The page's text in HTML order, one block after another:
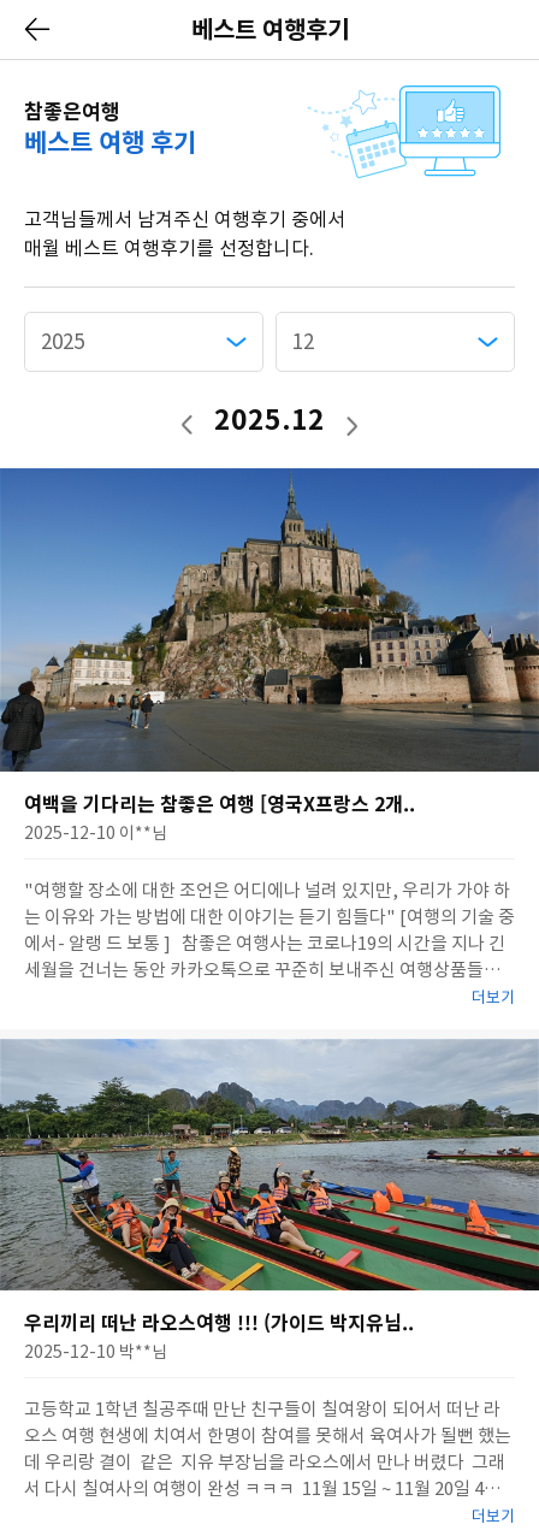
베스트 여행후기
참좋은여행
베스트 여행 후기
고객님들께서 남겨주신 여행후기 중에서
매월 베스트 여행후기를 선정합니다.
2025.12
여백을 기다리는 참좋은 여행 [영국X프랑스 2개..
2025-12-10 이**님
"여행할 장소에 대한 조언은 어디에나 널려 있지만, 우리가 가야 하
는 이유와 가는 방법에 대한 이야기는 듣기 힘들다" [여행의 기술 중
에서- 알랭 드 보통 ] 참좋은 여행사는 코로나19의 시간을 지나 긴
세월을 건너는 동안 카카오톡으로 꾸준히 보내주신 여행상품들이
턱까지 갔던 제게 터닝포인트의 기회를 갖게 되었습니다. 그..
더보기
우리끼리 떠난 라오스여행 !!! (가이드 박지유님..
2025-12-10 박**님
고등학교 1학년 칠공주때 만난 친구들이 칠여왕이 되어서 떠난 라
오스 여행 현생에 치여서 한명이 참여를 못해서 육여사가 될뻔 했는
데 우리랑 결이 같은 지유 부장님을 라오스에서 만나 버렸다 그래
서 다시 칠여사의 여행이 완성 ㅋㅋㅋ 11월 15일 ~ 11월 20일 4박 6
더보기